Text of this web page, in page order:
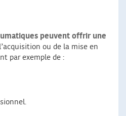
peuvent offrir une
ou de la mise en
par exemple de :